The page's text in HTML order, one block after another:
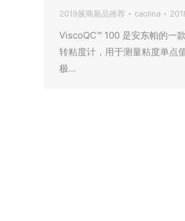
2019展商新品推荐 caolina
ViscoQC™ 100 是安东帕的一
转粘度计，用于测量粘度单点
极…